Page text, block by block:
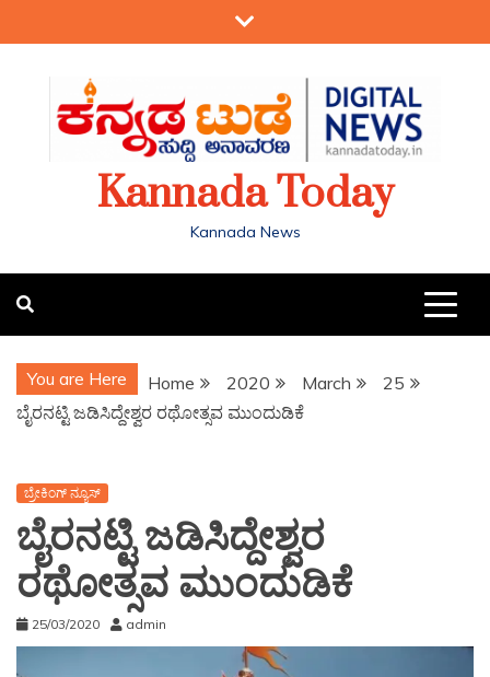
Kannada Today
Kannada News
You are Here Home 2020 March
25
ಬೈರನಟ್ಟಿ ಜಡಿಸಿದ್ದೇಶ್ವರ ರಥೋತ್ಸವ ಮುಂದುಡಿಕೆ
ಬ್ರೇಕಿಂಗ್ ನ್ಯೂಸ್
ಬೈರನಟ್ಟಿ ಜಡಿಸಿದ್ದೇಶ್ವರ
ರಥೋತ್ಸವ ಮುಂದುಡಿಕೆ
25/03/2020 admin